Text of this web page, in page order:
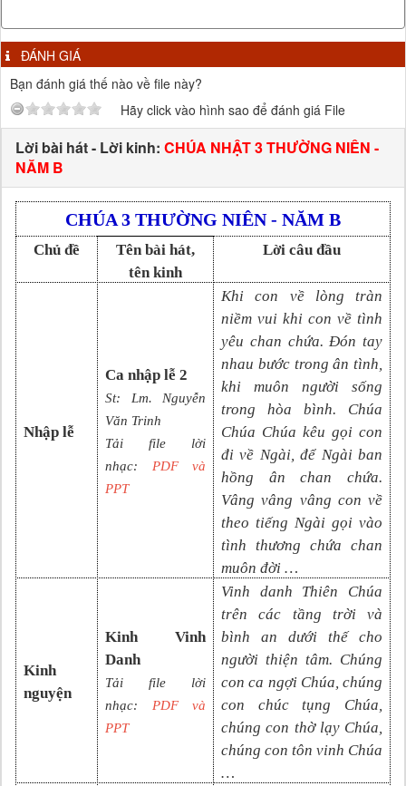
ĐÁNH GIÁ
Bạn đánh giá thế nào về file này?
Hãy click vào hình sao để đánh giá File
Lời bài hát - Lời kinh: CHÚA NHẬT 3 THƯỜNG NIÊN -
NĂM B
CHÚA 3 THƯỜNG NIÊN - NĂM B
Chủ đề
Tên bài hát,
tên kinh
Lời câu đầu
Nhập lễ
Ca nhập lễ 2
St: Lm. Nguyễn
Văn Trinh
Tải file lời
nhạc: PDF và
PPT
Khi con về lòng tràn
niềm vui khi con về tình
yêu chan chứa. Đón tay
nhau bước trong ân tình,
khi muôn người sống
trong hòa bình. Chúa
Chúa Chúa kêu gọi con
đi về Ngài, để Ngài ban
hồng ân chan chứa.
Vâng vâng vâng con về
theo tiếng Ngài gọi vào
tình thương chứa chan
muôn đời …
Kinh
nguyện
Kinh Vinh
Danh
Tải file lời
nhạc: PDF và
PPT
Vinh danh Thiên Chúa
trên các tầng trời và
bình an dưới thế cho
người thiện tâm. Chúng
con ca ngợi Chúa, chúng
con chúc tụng Chúa,
chúng con thờ lạy Chúa,
chúng con tôn vinh Chúa
…